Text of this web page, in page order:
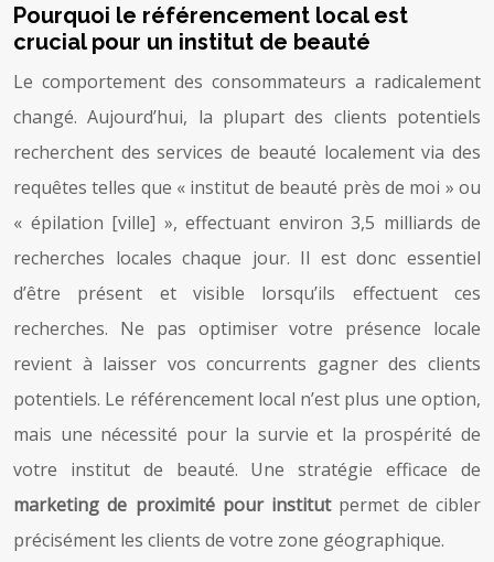
Pourquoi le référencement local est
crucial pour un institut de beauté
Le comportement des consommateurs a radicalement
changé. Aujourd’hui, la plupart des clients potentiels
recherchent des services de beauté localement via des
requêtes telles que « institut de beauté près de moi » ou
« épilation [ville] », effectuant environ 3,5 milliards de
recherches locales chaque jour. Il est donc essentiel
d’être présent et visible lorsqu’ils effectuent ces
recherches. Ne pas optimiser votre présence locale
revient à laisser vos concurrents gagner des clients
potentiels. Le référencement local n’est plus une option,
mais une nécessité pour la survie et la prospérité de
votre institut de beauté. Une stratégie efficace de
marketing de proximité pour institut permet de cibler
précisément les clients de votre zone géographique.